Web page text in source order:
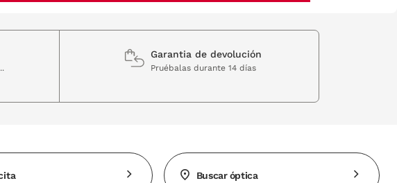
Garantia de devolución
Pruébalas durante 14 días
Buscar óptica